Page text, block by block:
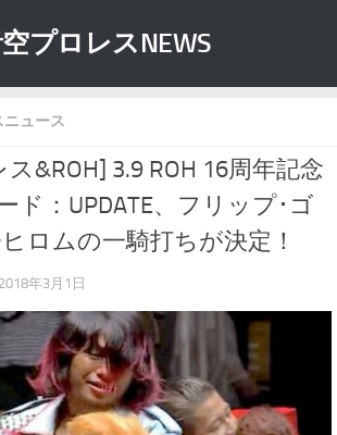
プロレスNEWS
ュース
&ROH] 3.9 ROH 16周年記念
ド：UPDATE、フリップ･ゴ
ロムの一騎打ちが決定！
2018年3月1日